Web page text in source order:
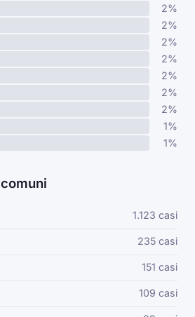
2%
2%
2%
2%
2%
2%
2%
1%
1%
1.123 casi
235 casi
151 casi
109 casi